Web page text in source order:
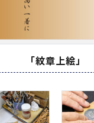
「紋章上絵」